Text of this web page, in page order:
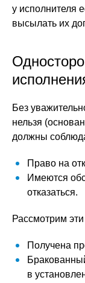
у исполнителя
высылать их
Без
нельзя
должны
Право на
Имеются
отказаться.
Рассмотрим эти
Получена
в